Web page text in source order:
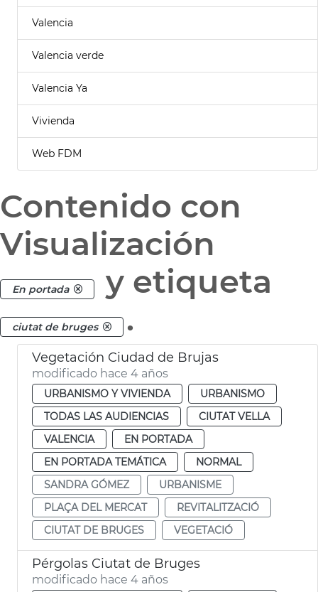
Valencia
Valencia verde
Valencia Ya
Vivienda
Web FDM
Contenido con
Visualización
En portada y etiqueta
ciutat de bruges .
Vegetación Ciudad de Brujas
modificado hace 4 años
URBANISMO Y VIVIENDA
URBANISMO
TODAS LAS AUDIENCIAS
CIUTAT VELLA
VALENCIA
EN PORTADA
EN PORTADA TEMÁTICA
NORMAL
SANDRA GÓMEZ
URBANISME
PLAÇA DEL MERCAT
REVITALITZACIÓ
CIUTAT DE BRUGES
VEGETACIÓ
Pérgolas Ciutat de Bruges
modificado hace 4 años